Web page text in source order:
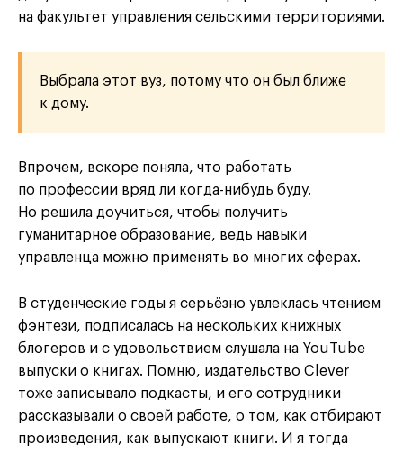
на факультет управления сельскими территориями.
Выбрала этот вуз, потому что он был ближе
к дому.
Впрочем, вскоре поняла, что работать
по профессии вряд ли когда-нибудь буду.
Но решила доучиться, чтобы получить
гуманитарное образование, ведь навыки
управленца можно применять во многих сферах.
В студенческие годы я серьёзно увлеклась чтением
фэнтези, подписалась на нескольких книжных
блогеров и с удовольствием слушала на YouTube
выпуски о книгах. Помню, издательство Clever
тоже записывало подкасты, и его сотрудники
рассказывали о своей работе, о том, как отбирают
произведения, как выпускают книги. И я тогда